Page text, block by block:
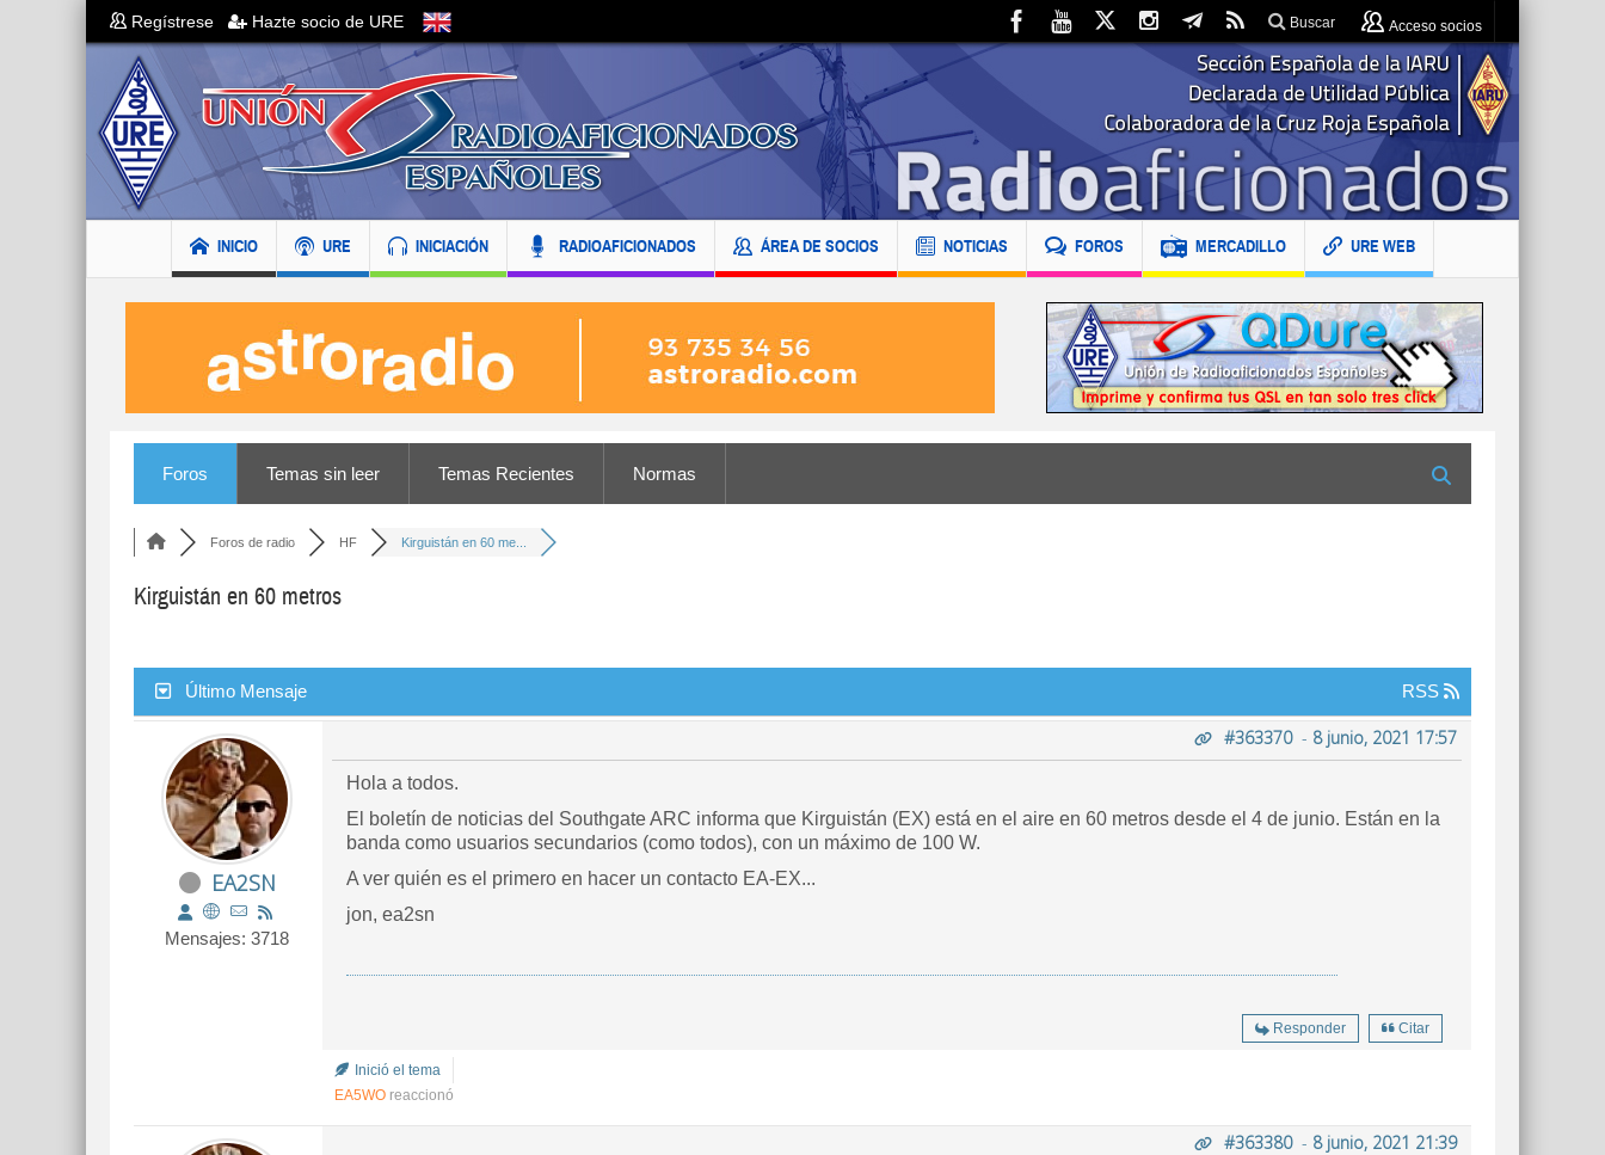
Regístrese Hazte socio de URE Buscar Acceso socios
INICIO URE INICIACIÓN RADIOAFICIONADOS ÁREA DE SOCIOS NOTICIAS FOROS MERCADILLO URE WEB
Foros Temas sin leer Temas Recientes Normas
Foros de radio HF Kirguistán en 60 me...
Kirguistán en 60 metros
Último Mensaje RSS
EA2SN
Mensajes: 3718
#363370- 8 junio, 2021 17:57
Hola a todos.
El boletín de noticias del Southgate ARC informa que Kirguistán (EX) está en el aire en 60 metros desde el 4 de junio. Están en la
banda como usuarios secundarios (como todos), con un máximo de 100 W.
A ver quién es el primero en hacer un contacto EA-EX...
jon, ea2sn
Responder Citar
Inició el tema
EA5WO reaccionó
#363380- 8 junio, 2021 21:39